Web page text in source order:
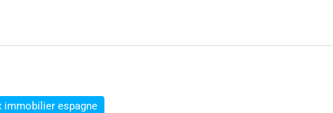
immobilier espagne